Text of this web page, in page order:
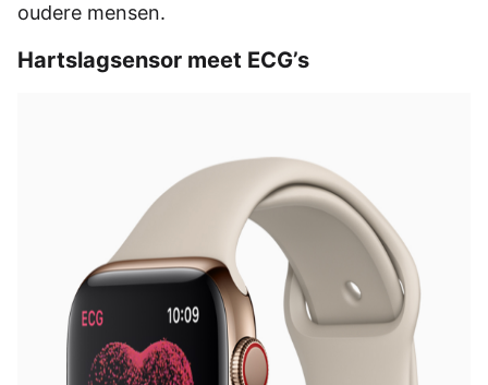
oudere mensen.
Hartslagsensor meet ECG’s